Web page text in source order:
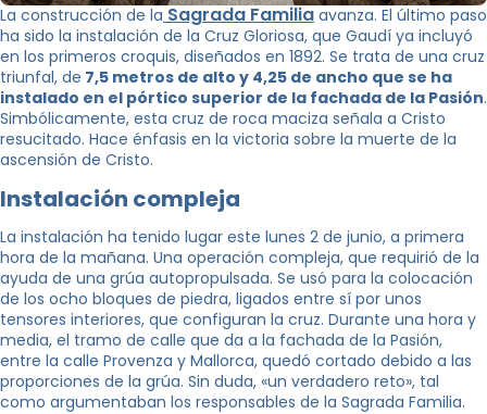
La construcción de la Sagrada Familia avanza. El último paso
ha sido la instalación de la Cruz Gloriosa, que Gaudí ya incluyó
en los primeros croquis, diseñados en 1892. Se trata de una cruz
triunfal, de 7,5 metros de alto y 4,25 de ancho que se ha
instalado en el pórtico superior de la fachada de la Pasión.
Simbólicamente, esta cruz de roca maciza señala a Cristo
resucitado. Hace énfasis en la victoria sobre la muerte de la
ascensión de Cristo.
Instalación compleja
La instalación ha tenido lugar este lunes 2 de junio, a primera
hora de la mañana. Una operación compleja, que requirió de la
ayuda de una grúa autopropulsada. Se usó para la colocación
de los ocho bloques de piedra, ligados entre sí por unos
tensores interiores, que configuran la cruz. Durante una hora y
media, el tramo de calle que da a la fachada de la Pasión,
entre la calle Provenza y Mallorca, quedó cortado debido a las
proporciones de la grúa. Sin duda, «un verdadero reto», tal
como argumentaban los responsables de la Sagrada Familia.